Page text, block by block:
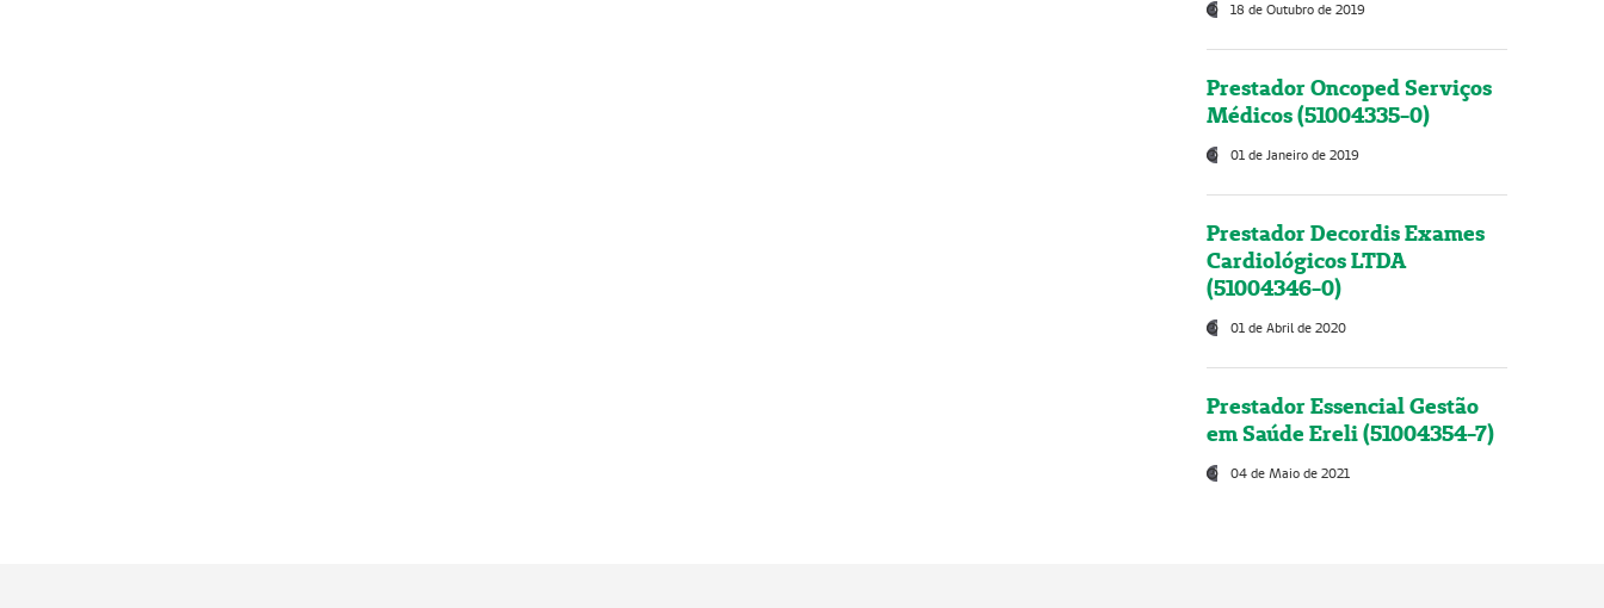
18 de Outubro de 2019
Prestador Oncoped Serviços
Médicos (51004335-0)
01 de Janeiro de 2019
Prestador Decordis Exames
Cardiológicos LTDA
(51004346-0)
01 de Abril de 2020
Prestador Essencial Gestão
em Saúde Ereli (51004354-7)
04 de Maio de 2021